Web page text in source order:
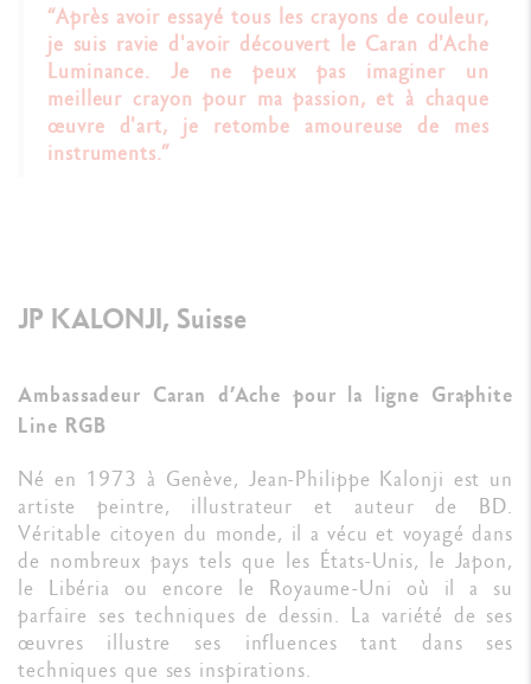
“Après avoir essayé tous les crayons de couleur,
je suis ravie d'avoir découvert le Caran d'Ache
Luminance. Je ne peux pas imaginer un
meilleur crayon pour ma passion, et à chaque
œuvre d'art, je retombe amoureuse de mes
instruments.”
JP KALONJI, Suisse
Ambassadeur Caran d’Ache pour la ligne Graphite
Line RGB
Né en 1973 à Genève, Jean-Philippe Kalonji est un
artiste peintre, illustrateur et auteur de BD.
Véritable citoyen du monde, il a vécu et voyagé dans
de nombreux pays tels que les États-Unis, le Japon,
le Libéria ou encore le Royaume-Uni où il a su
parfaire ses techniques de dessin. La variété de ses
œuvres illustre ses influences tant dans ses
techniques que ses inspirations.